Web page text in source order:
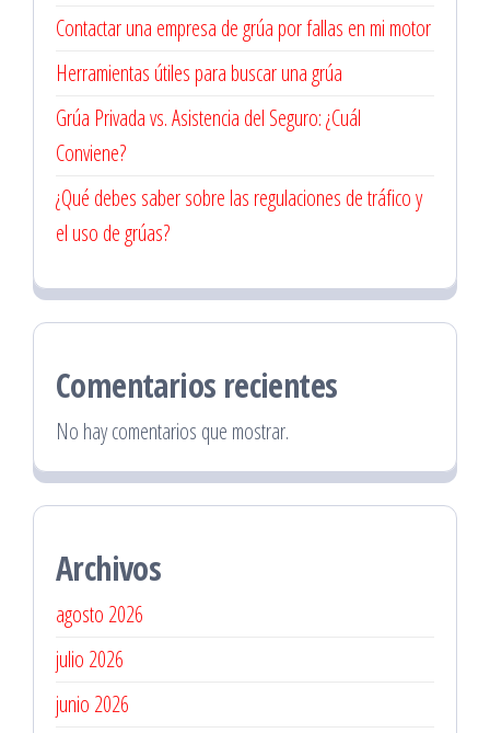
Contactar una empresa de grúa por fallas en mi motor
Herramientas útiles para buscar una grúa
Grúa Privada vs. Asistencia del Seguro: ¿Cuál
Conviene?
¿Qué debes saber sobre las regulaciones de tráfico y
el uso de grúas?
Comentarios recientes
No hay comentarios que mostrar.
Archivos
agosto 2026
julio 2026
junio 2026